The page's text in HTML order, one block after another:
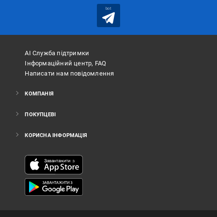
bot
АІ Служба підтримки
Інформаційний центр, FAQ
Написати нам повідомлення
КОМПАНІЯ
ПОКУПЦЕВІ
КОРИСНА ІНФОРМАЦІЯ